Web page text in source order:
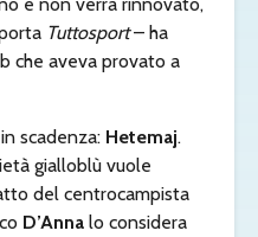
Tuttosport– ha
che aveva provato a
scadenza: Hetemaj.
gialloblù vuole
del centrocampista
D’Anna lo considera